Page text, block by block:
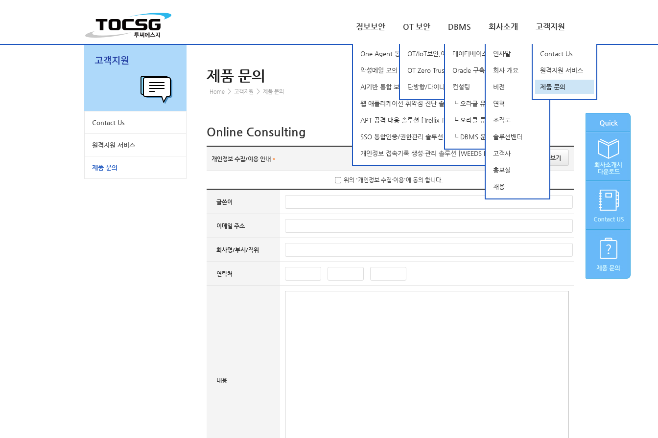
정보보안
One Agent 통합 PC 보안 솔루션 [BSOne]
악성메일 모의 훈련 솔루션 [BSD]
AI기반 통합 보안 분석 플랫폼 [StellarCyber Open-XDR]
웹 애플리케이션 취약점 진단 솔루션 [APPSCAN]
APT 공격 대응 솔루션 [Trellix-FireEye]
SSO 통합인증/권한관리 솔루션 [INISAFE Nexess]
개인정보 접속기록 생성·관리 솔루션 [WEEDS BlackBox Suite]
OT 보안
OT/IoT보안,이상징후탐지 [Nozomi Networks]
OT Zero Trust [TXOne]
단방향/다이나믹 인증 솔루션 [SSenStone]
DBMS
데이터베이스 암호화
Oracle 구축, 관리 및 튜닝
컨설팅
┗ 오라클 유지보수
┗ 오라클 튜닝 컨설팅
┗ DBMS 운영 관리 서비스
회사소개
인사말
회사 개요
비전
연혁
조직도
솔루션밴더
고객사
홍보실
채용
고객지원
Contact Us
원격지원 서비스
제품 문의
Contact Us
원격지원 서비스
제품 문의
제품 문의
Home > 고객지원 > 제품 문의
Online Consulting
개인정보 수집/이용 안내 약관보기
*
위의 '개인정보 수집·이용'에 동의 합니다.
글쓴이
이메일 주소
회사명/부서/직위
연락처
내용